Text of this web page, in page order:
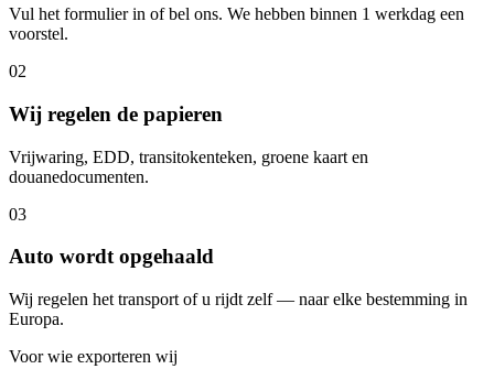
Vul het formulier in of bel ons. We hebben binnen 1 werkdag een
voorstel.
02
Wij regelen de papieren
Vrijwaring, EDD, transitokenteken, groene kaart en
douanedocumenten.
03
Auto wordt opgehaald
Wij regelen het transport of u rijdt zelf — naar elke bestemming in
Europa.
Voor wie exporteren wij